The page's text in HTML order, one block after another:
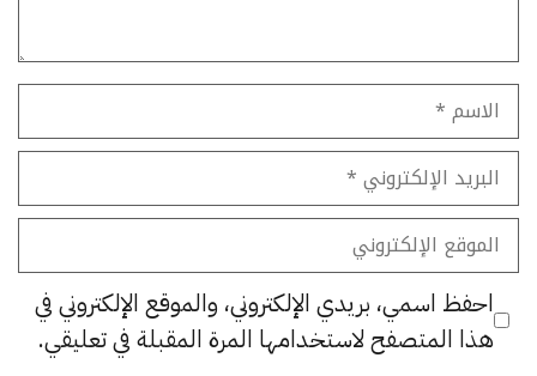
الاسم
البريد
الإلكتروني
الموقع
الإلكتروني
احفظ اسمي، بريدي الإلكتروني، والموقع الإلكتروني في
هذا المتصفح لاستخدامها المرة المقبلة في تعليقي.